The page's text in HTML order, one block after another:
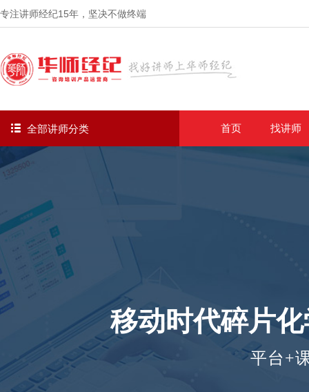
专注讲师经纪15年 ，坚决不做终端
全部讲师分类 首页 找讲师
移动时代碎片
平台+